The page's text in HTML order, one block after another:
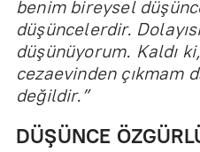
benim bireysel
düşüncelerdir.
düşünüyorum. Kaldı
cezaevinden çıkmam
değildir.”
DÜŞÜNCE